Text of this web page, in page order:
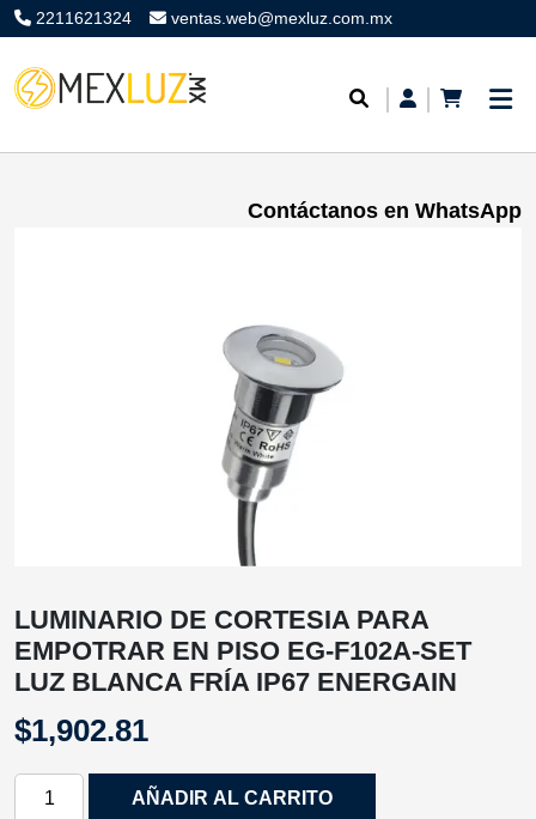
2211621324 ventas.web@mexluz.com.mx
Contáctanos en WhatsApp
LUMINARIO DE CORTESIA PARA
EMPOTRAR EN PISO EG-F102A-SET
LUZ BLANCA FRÍA IP67 ENERGAIN
$1,902.81
LUMINARIO
AÑADIR AL CARRITO